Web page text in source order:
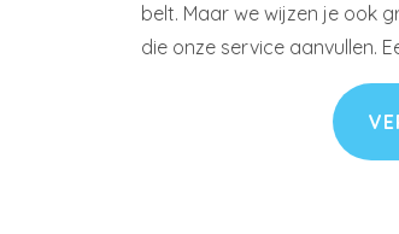
belt. Maar we wijzen je ook
die onze service aanvullen.